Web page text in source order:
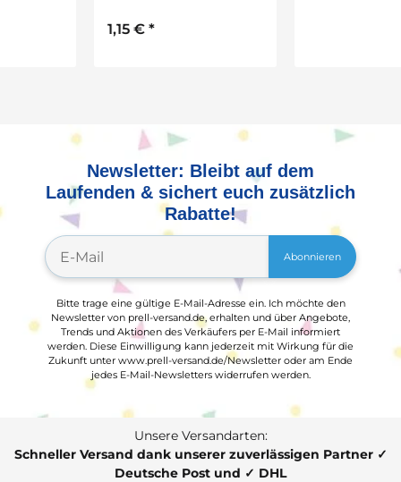
Newsletter: Bleibt auf dem
Laufenden & sichert euch zusätzlich
Rabatte!
Abonnieren
Bitte trage eine gültige E-Mail-Adresse ein. Ich möchte den
Newsletter von prell-versand.de, erhalten und über Angebote,
Trends und Aktionen des Verkäufers per E-Mail informiert
werden. Diese Einwilligung kann jederzeit mit Wirkung für die
Zukunft unter www.prell-versand.de/Newsletter oder am Ende
jedes E-Mail-Newsletters widerrufen werden.
Unsere Versandarten:
Schneller Versand dank unserer zuverlässigen Partner ✓
Deutsche Post und ✓ DHL